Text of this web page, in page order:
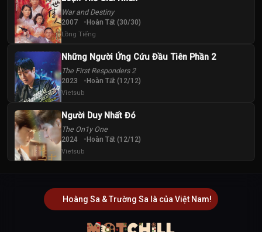
War and Destiny
2007 Hoàn Tất (30/30)
Lồng Tiếng
Những Người Ứng Cứu Đầu Tiên Phần 2
The First Responders 2
2023 Hoàn Tất (12/12)
Vietsub
Người Duy Nhất Đó
The On1y One
2024 Hoàn Tất (12/12)
Vietsub
Hoàng Sa & Trường Sa là của Việt Nam!